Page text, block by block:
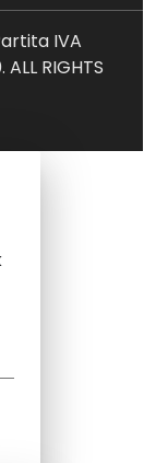
IVA
RIGHTS